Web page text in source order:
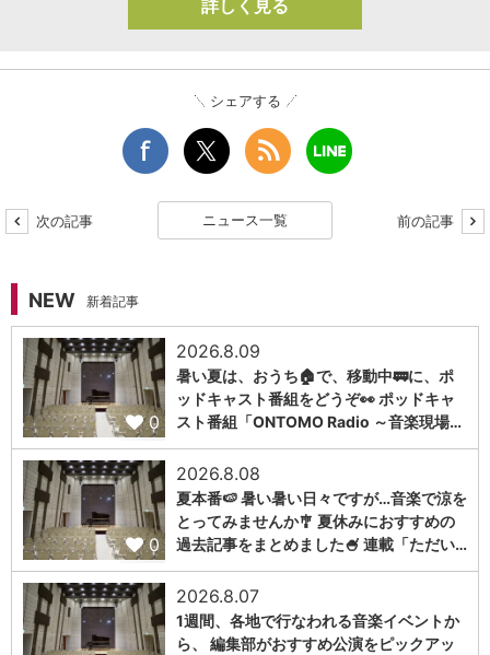
詳しく見る
シェアする
次の記事 ニュース一覧 前の記事
NEW 新着記事
0
2026.8.09
暑い夏は、おうち🏠で、移動中🚃に、ポ
ッドキャスト番組をどうぞ👀 ポッドキャ
スト番組「ONTOMO Radio ～音楽現場…
0
2026.8.08
夏本番🍉 暑い暑い日々ですが…音楽で涼を
とってみませんか🎐 夏休みにおすすめの
過去記事をまとめました🍧 連載「ただい…
2026.8.07
1週間、各地で行なわれる音楽イベントか
ら、 編集部がおすすめ公演をピックアッ